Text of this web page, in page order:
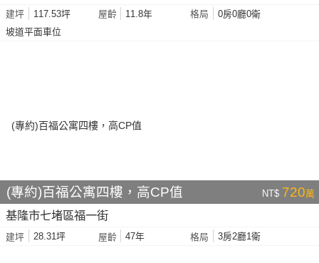
建坪 117.53坪 屋齡 11.8年 格局
0房0廳0衛
坡道平面車位
(專約)百福公寓四樓，高CP值 NT$ 720萬
基隆市七堵區福一街
建坪 28.31坪 屋齡 47年 格局 3房2廳1衛